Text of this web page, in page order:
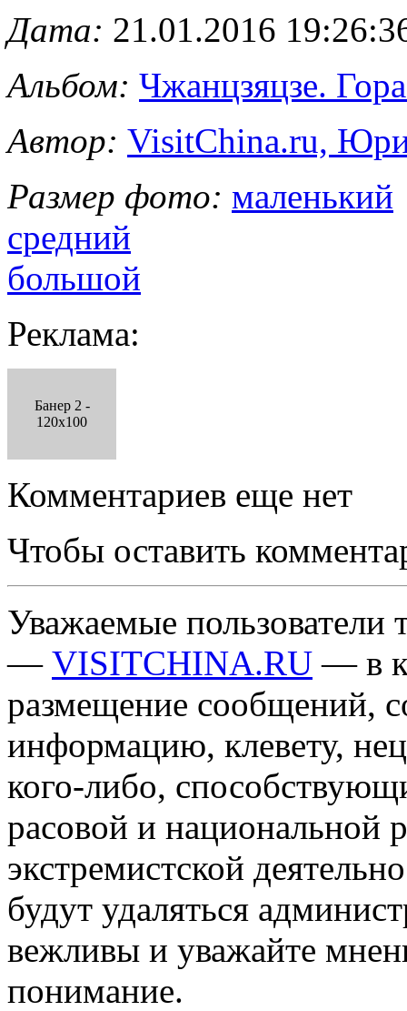
Дата: 21.01.2016
Альбом: Чжанцзяцзе.
Автор: VisitChina.ru,
Размер фото: маленький
средний
большой
Реклама:
Банер 2 -
120x100
Комментариев еще нет
Чтобы оставить
Уважаемые пользователи
— VISITCHINA.RU — в
размещение сообщений,
информацию, клевету,
кого-либо,
расовой и национальной
экстремистской
будут удаляться
вежливы и уважайте
понимание.